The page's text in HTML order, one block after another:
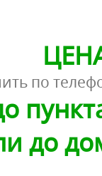
по
до